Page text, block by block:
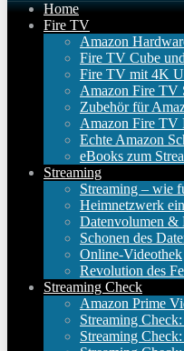
Home
Fire TV
Amazon
Fire TV Cube
Fire TV mit 4K
Amazon Fire TV
Zubehör für
Amazon Fire TV
Echte Amazon
eBooks zum
Streaming
Streaming – wie
Heimnetzwerk
Datenvolumen &
Schonen des
Online-Videothek
Revolution des
Streaming Check
Amazon Prime
Streaming
Streaming